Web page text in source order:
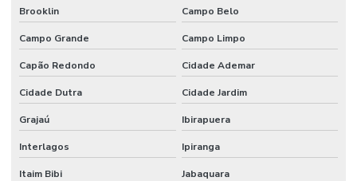
Etiquetas Couche Sem Resíduo
Etiquetas Nylon Resinado Para Fabricação De Colchões
Etiquetas Nylon Resinado Sem Corte Minas Gerais
Etiquetas Para Encomendas Em Minas Gerais
Etiquetas Para Impressora Grande Demanda
Etiquetas Para Móveis E Vidros
Brooklin Campo Belo
Campo Grande Campo Limpo
Capão Redondo Cidade Ademar
Cidade Dutra Cidade Jardim
Grajaú Ibirapuera
Interlagos Ipiranga
Itaim Bibi Jabaquara